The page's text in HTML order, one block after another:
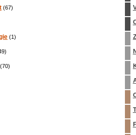
(67)
(1)
(70)